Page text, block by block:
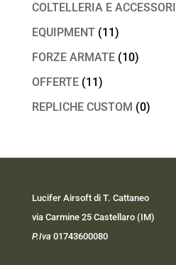
COLTELLERIA E ACCESSORI
EQUIPMENT (11)
FORZE ARMATE (10)
OFFERTE (11)
REPLICHE CUSTOM (0)
Lucifer Airsoft di T. Cattaneo
via Carmine 25 Castellaro (IM)
P.Iva 01743600080